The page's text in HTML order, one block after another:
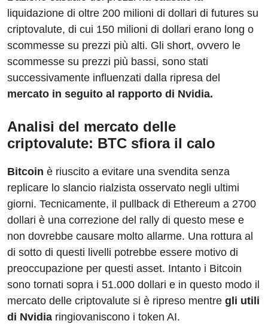
liquidazione di oltre 200 milioni di dollari di futures su
criptovalute, di cui 150 milioni di dollari erano long o
scommesse su prezzi più alti. Gli short, ovvero le
scommesse su prezzi più bassi, sono stati
successivamente influenzati dalla ripresa del
mercato in seguito al rapporto di Nvidia.
Analisi del mercato delle
criptovalute: BTC sfiora il calo
Bitcoin è riuscito a evitare una svendita senza
replicare lo slancio rialzista osservato negli ultimi
giorni. Tecnicamente, il pullback di Ethereum a 2700
dollari è una correzione del rally di questo mese e
non dovrebbe causare molto allarme. Una rottura al
di sotto di questi livelli potrebbe essere motivo di
preoccupazione per questi asset. Intanto i Bitcoin
sono tornati sopra i 51.000 dollari e in questo modo il
mercato delle criptovalute si è ripreso mentre gli utili
di Nvidia ringiovaniscono i token AI.